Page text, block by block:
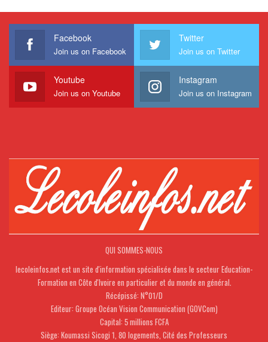
Facebook
Join us on Facebook
Twitter
Join us on Twitter
Youtube
Join us on Youtube
Instagram
Join us on Instagram
QUI SOMMES-NOUS
lecoleinfos.net est un site d'information spécialisée dans le secteur Education-
Formation en Côte d'Ivoire en particulier et du monde en général.
Récépissé: N°01/D
Editeur: Groupe Océan Vision Communication (GOVCom)
Capital: 5 millions FCFA
Siège: Koumassi Sicogi 1, 80 logements, Cité des Professeurs